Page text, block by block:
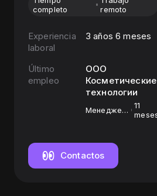
completo
remoto
Experiencia
laboral
3 años 6 meses
Último
empleo
ООО
Косметические
технологии
Менеджер
11
Contactos